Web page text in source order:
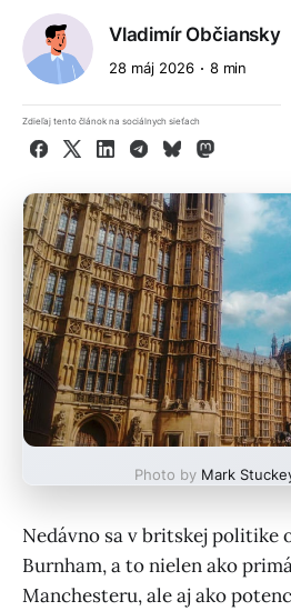
Vladimír Občiansky
28 máj 2026 8 min
Zdieľaj tento článok na sociálnych sieťach
Facebook
X LinkedInTelegram
BlueskyMastodon
Photo by Mark
Nedávno sa v britskej politike
Burnham, a to nielen ako
Manchesteru, ale aj ako